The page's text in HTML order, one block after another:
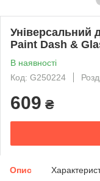
Універсальний
Paint Dash &
В наявності
Код: G250224
609 ₴
Опис